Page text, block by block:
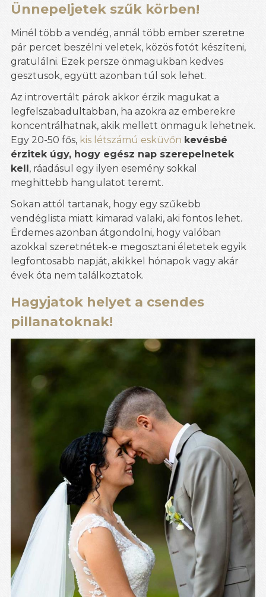
Ünnepeljetek szűk körben!
Minél több a vendég, annál több ember szeretne
pár percet beszélni veletek, közös fotót készíteni,
gratulálni. Ezek persze önmagukban kedves
gesztusok, együtt azonban túl sok lehet.
Az introvertált párok akkor érzik magukat a
legfelszabadultabban, ha azokra az emberekre
koncentrálhatnak, akik mellett önmaguk lehetnek.
Egy 20-50 fős, kis létszámú esküvőn kevésbé
érzitek úgy, hogy egész nap szerepelnetek
kell, ráadásul egy ilyen esemény sokkal
meghittebb hangulatot teremt.
Sokan attól tartanak, hogy egy szűkebb
vendéglista miatt kimarad valaki, aki fontos lehet.
Érdemes azonban átgondolni, hogy valóban
azokkal szeretnétek-e megosztani életetek egyik
legfontosabb napját, akikkel hónapok vagy akár
évek óta nem találkoztatok.
Hagyjatok helyet a csendes
pillanatoknak!